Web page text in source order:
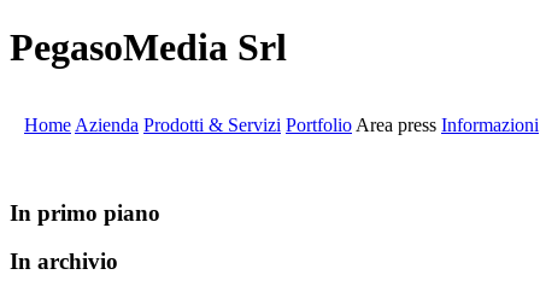
PegasoMedia Srl
Home Azienda Prodotti & Servizi Portfolio Area press Informazioni
In primo piano
In archivio